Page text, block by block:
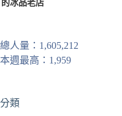
的冰品老店
總人量：1,605,212
本週最高：1,959
分類